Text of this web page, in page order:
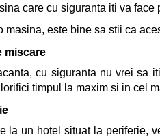
care cu siguranta iti va face
masina, este bine sa stii ca
miscare
cu siguranta nu vrei sa
timpul la maxim si in cel
la un hotel situat la periferie,